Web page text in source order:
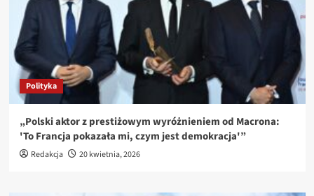
Polityka
„Polski aktor z prestiżowym wyróżnieniem od Macrona:
'To Francja pokazała mi, czym jest demokracja'”
Redakcja 20 kwietnia, 2026